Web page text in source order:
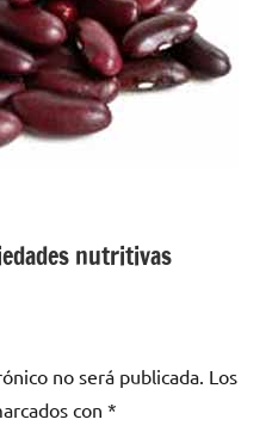
nutritivas
no será publicada. Los
con *